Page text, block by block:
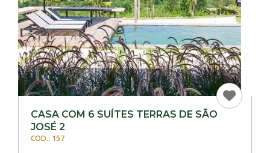
CASA COM 6 SUÍTES TERRAS DE SÃO
JOSÉ 2
COD.: 157